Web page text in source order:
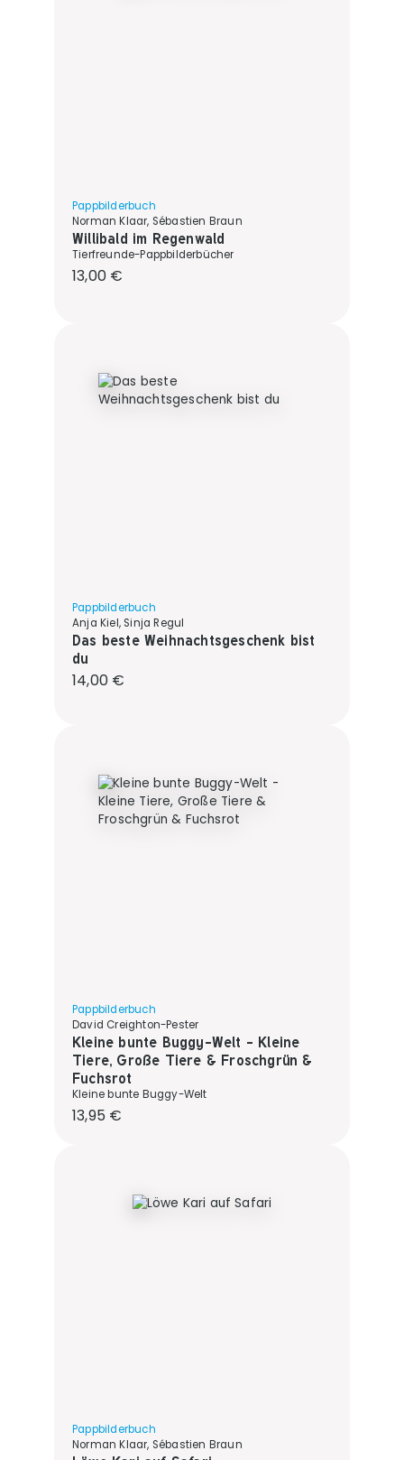
Pappbilderbuch
Norman Klaar, Sébastien Braun
Willibald im Regenwald
Tierfreunde-Pappbilderbücher
Regulärer Preis:
13,00 €
Pappbilderbuch
Anja Kiel, Sinja Regul
Das beste Weihnachtsgeschenk bist
du
Regulärer Preis:
14,00 €
Pappbilderbuch
David Creighton-Pester
Kleine bunte Buggy-Welt - Kleine
Tiere, Große Tiere & Froschgrün &
Fuchsrot
Kleine bunte Buggy-Welt
Regulärer Preis:
13,95 €
Pappbilderbuch
Norman Klaar, Sébastien Braun